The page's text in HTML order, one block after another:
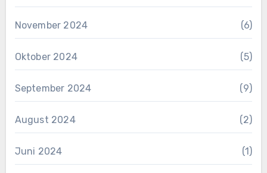
November 2024 (6)
Oktober 2024 (5)
September 2024 (9)
August 2024 (2)
Juni 2024 (1)